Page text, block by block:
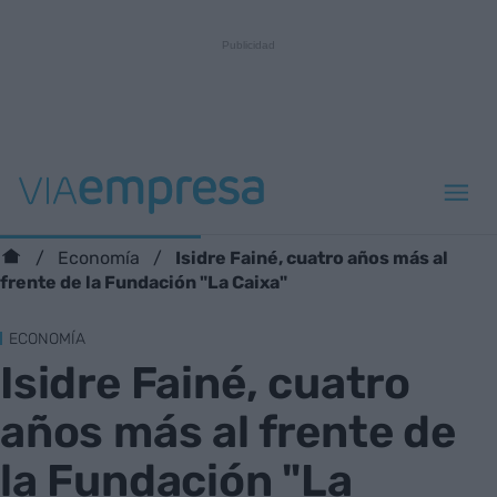
Economía
Isidre Fainé, cuatro años más al
frente de la Fundación "La Caixa"
ECONOMÍA
Isidre Fainé, cuatro
años más al frente de
la Fundación "La